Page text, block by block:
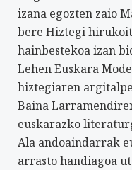
izana egozten zaio
bere Hiztegi
hainbestekoa izan
Lehen Euskara
hiztegiaren
Baina
euskarazko
Ala andoaindarrak
arrasto handiagoa